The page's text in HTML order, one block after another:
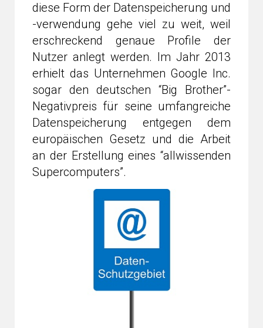
diese Form der Datenspeicherung und
-verwendung gehe viel zu weit, weil
erschreckend genaue Profile der
Nutzer anlegt werden. Im Jahr 2013
erhielt das Unternehmen Google Inc.
sogar den deutschen “Big Brother”-
Negativpreis für seine umfangreiche
Datenspeicherung entgegen dem
europäischen Gesetz und die Arbeit
an der Erstellung eines “allwissenden
Supercomputers”.